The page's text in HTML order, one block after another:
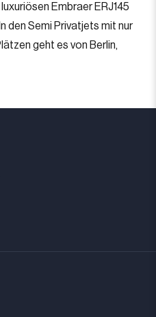
Embraer ERJ145
den Semi Privatjets mit nur
geht es von Berlin,